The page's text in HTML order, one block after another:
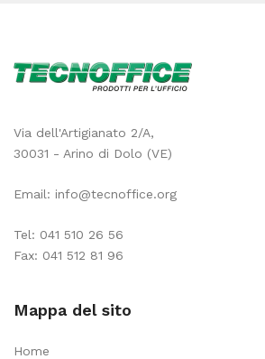
Via dell'Artigianato 2/A,
30031 - Arino di Dolo (VE)
Email: info@tecnoffice.org
Tel: 041 510 26 56
Fax: 041 512 81 96
Mappa del sito
Home